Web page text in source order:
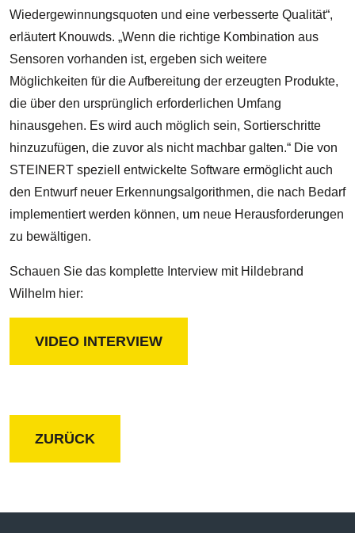
Wiedergewinnungsquoten und eine verbesserte Qualität“,
erläutert Knouwds. „Wenn die richtige Kombination aus
Sensoren vorhanden ist, ergeben sich weitere
Möglichkeiten für die Aufbereitung der erzeugten Produkte,
die über den ursprünglich erforderlichen Umfang
hinausgehen. Es wird auch möglich sein, Sortierschritte
hinzuzufügen, die zuvor als nicht machbar galten.“ Die von
STEINERT speziell entwickelte Software ermöglicht auch
den Entwurf neuer Erkennungsalgorithmen, die nach Bedarf
implementiert werden können, um neue Herausforderungen
zu bewältigen.
Schauen Sie das komplette Interview mit Hildebrand
Wilhelm hier:
VIDEO INTERVIEW
ZURÜCK